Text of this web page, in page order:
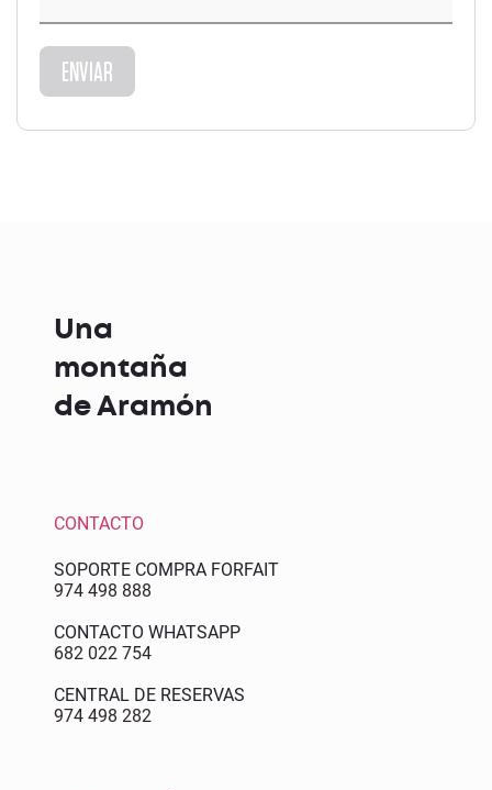
Una
montaña
de Aramón
CONTACTO
SOPORTE COMPRA FORFAIT
974 498 888
CONTACTO WHATSAPP
682 022 754
CENTRAL DE RESERVAS
974 498 282